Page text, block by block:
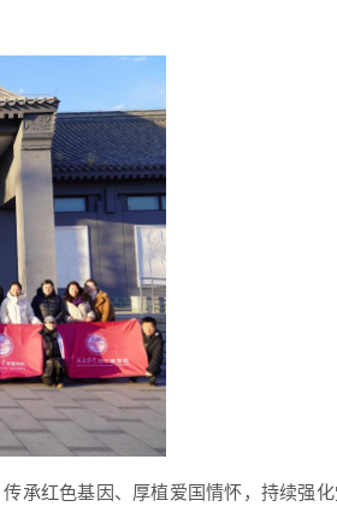
承红色基因、厚植爱国情怀，持续强化